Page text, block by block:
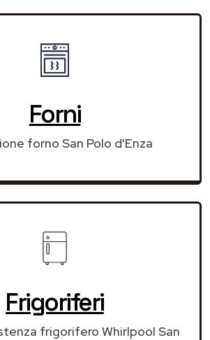
Forni
forno San Polo d'Enza
Frigoriferi
frigorifero Whirlpool San